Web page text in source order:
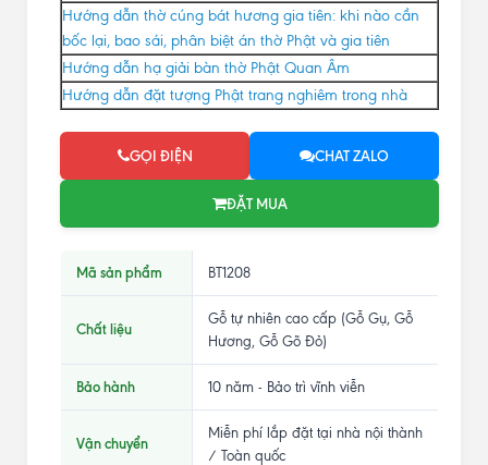
Hướng dẫn thờ cúng bát hương gia tiên: khi nào cần
bốc lại, bao sái, phân biệt án thờ Phật và gia tiên
Hướng dẫn hạ giải bàn thờ Phật Quan Âm
Hướng dẫn đặt tượng Phật trang nghiêm trong nhà
GỌI ĐIỆN CHAT ZALO
ĐẶT MUA
Mã sản phẩm BT1208
Chất liệu
Gỗ tự nhiên cao cấp (Gỗ Gụ, Gỗ
Hương, Gỗ Gõ Đỏ)
Bảo hành 10 năm - Bảo trì vĩnh viễn
Vận chuyển
Miễn phí lắp đặt tại nhà nội thành
/ Toàn quốc